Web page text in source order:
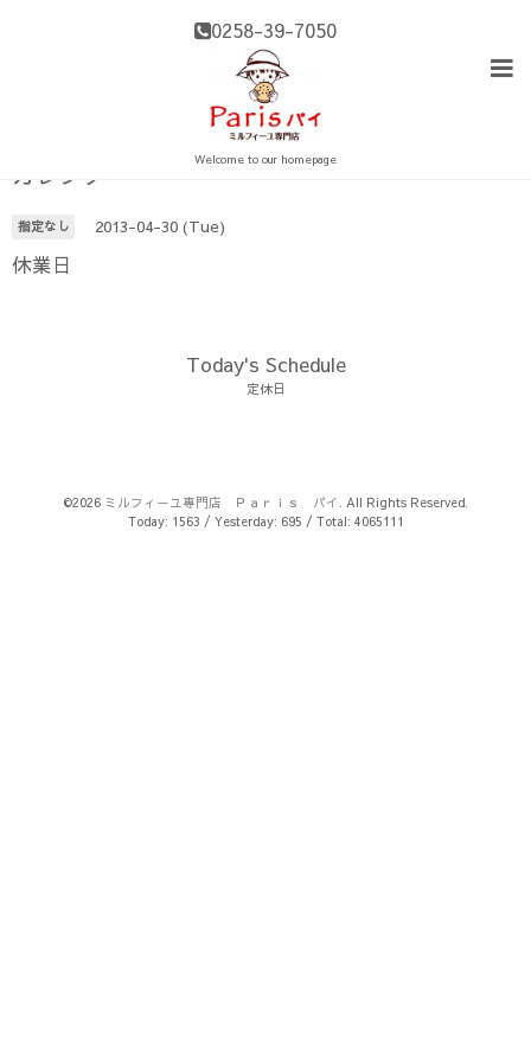
0258-39-7050
Welcome to our homepage
カレンダー
指定なし 2013-04-30 (Tue)
休業日
Today's Schedule
定休日
©2026 ミルフィーユ専門店 Ｐａｒｉｓ パイ . All Rights Reserved.
Today: 1563 / Yesterday: 695 / Total: 4065111